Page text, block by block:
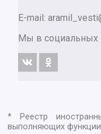
E-mail:
Мы в социальных
* Реестр
выполняющих функции